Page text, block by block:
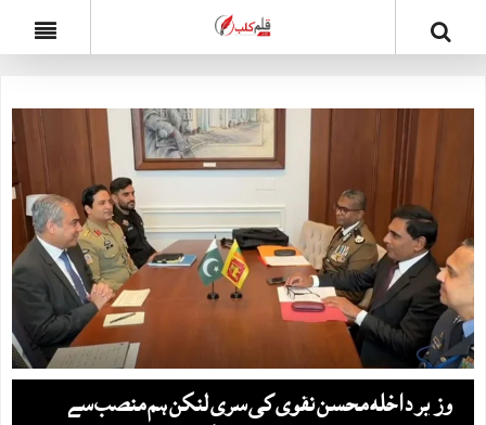
وزیر داخلہ محسن نقوی کی سری لنکن ہم منصب سے